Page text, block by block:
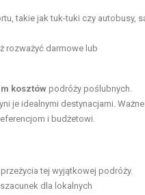
takie jak tuk-tuki czy autobusy,
rozważyć darmowe lub
kosztów podróży poślubnych.
je idealnymi destynacjami. Ważne
i budżetowi.
tej wyjątkowej podróży.
dla lokalnych